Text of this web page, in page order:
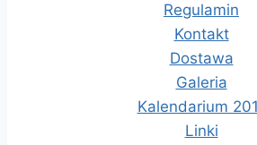
Regulamin
Kontakt
Dostawa
Galeria
Kalendarium
Linki